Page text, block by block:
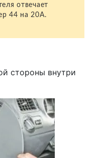
отвечает
44 на 20А.
стороны внутри